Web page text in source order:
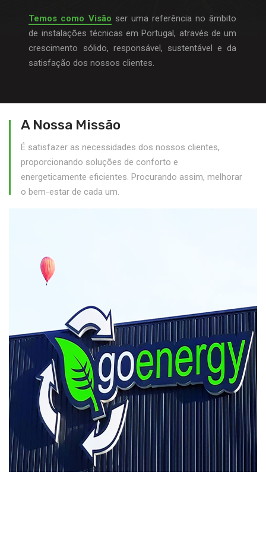
Temos como Visão ser uma referência no âmbito
de instalações técnicas em Portugal, através de um
crescimento sólido, responsável, sustentável e da
satisfação dos nossos clientes.
A Nossa Missão
É satisfazer as necessidades dos nossos clientes,
proporcionando soluções de conforto e
energeticamente eficientes. Procurando assim, melhorar
o bem-estar de cada um.